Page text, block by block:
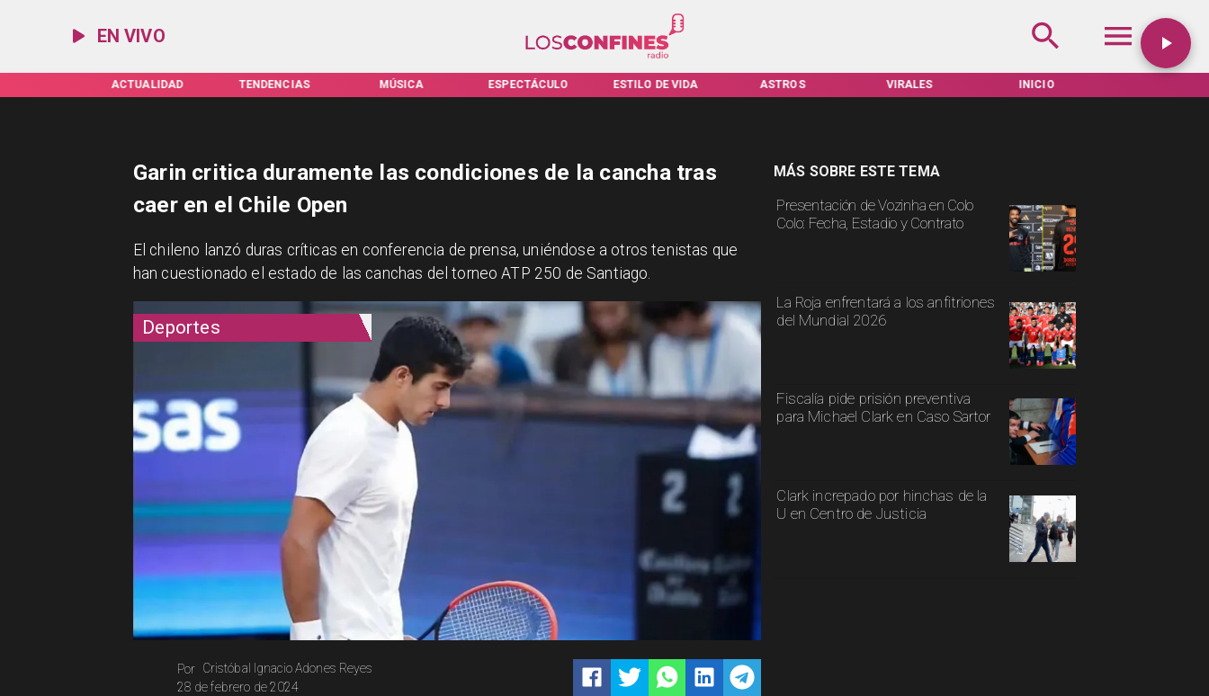
EN VIVO
ACTUALIDAD TENDENCIAS MÚSICA ESPECTÁCULO ESTILO DE VIDA ASTROS VIRALES INICIO
Deportes
Cristóbal Ignacio Adones Reyes
Por
28 de febrero de 2024
Presentación de Vozinha en Colo
Colo: Fecha, Estadio y Contrato
La Roja enfrentará a los anfitriones
del Mundial 2026
Fiscalía pide prisión preventiva
para Michael Clark en Caso Sartor
Clark increpado por hinchas de la
U en Centro de Justicia
MÁS SOBRE ESTE TEMA
Garin critica duramente las condiciones de la cancha tras
caer en el Chile Open
​El chileno lanzó duras críticas en conferencia de prensa, uniéndose a otros tenistas que
han cuestionado el estado de las canchas del torneo ATP 250 de Santiago.